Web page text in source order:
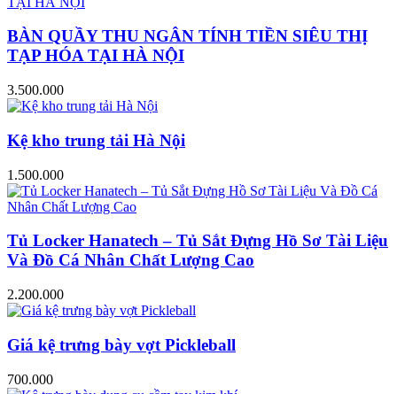
BÀN QUẦY THU NGÂN TÍNH TIỀN SIÊU THỊ
TẠP HÓA TẠI HÀ NỘI
3.500.000
Kệ kho trung tải Hà Nội
1.500.000
Tủ Locker Hanatech – Tủ Sắt Đựng Hồ Sơ Tài Liệu
Và Đồ Cá Nhân Chất Lượng Cao
2.200.000
Giá kệ trưng bày vợt Pickleball
700.000